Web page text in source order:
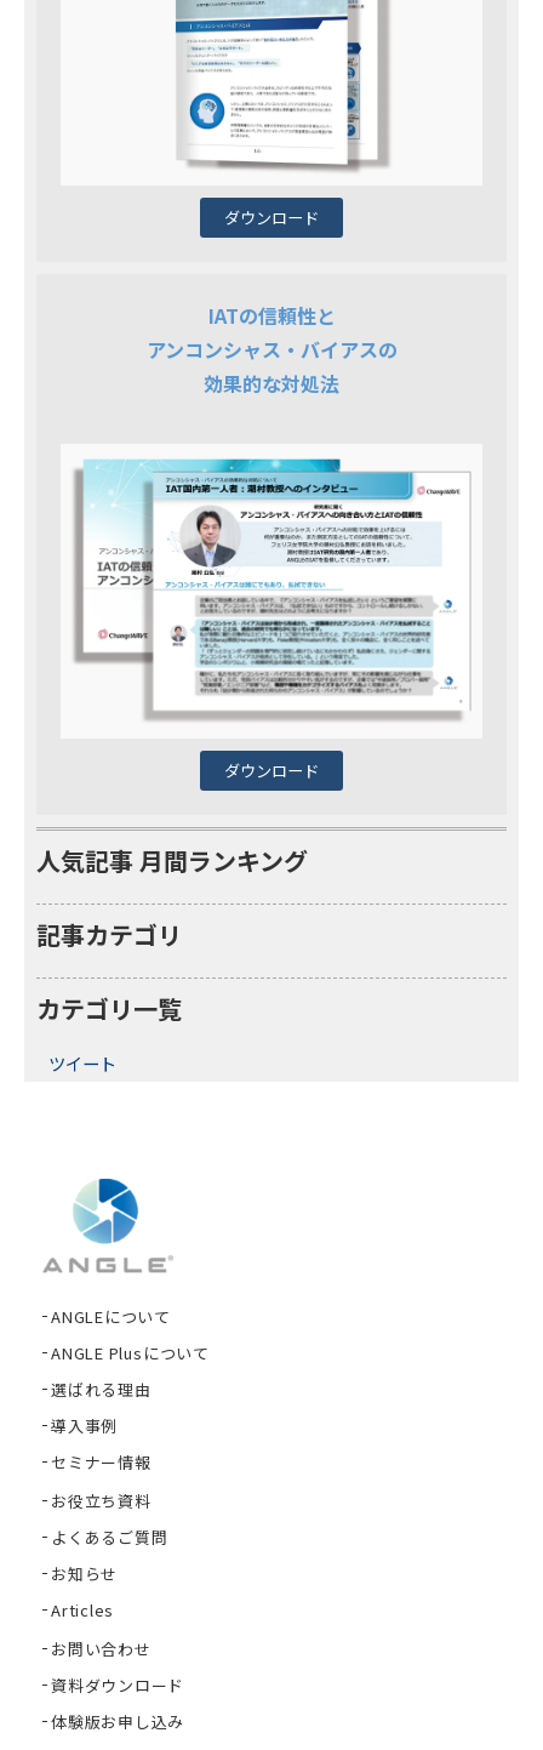
ダウンロード
IATの信頼性と
アンコンシャス・バイアスの
効果的な対処法
ダウンロード
人気記事 月間ランキング
記事カテゴリ
カテゴリ一覧
ツイート
ANGLEについて
ANGLE Plusについて
選ばれる理由
導入事例
セミナー情報
お役立ち資料
よくあるご質問
お知らせ
Articles
お問い合わせ
資料ダウンロード
体験版お申し込み